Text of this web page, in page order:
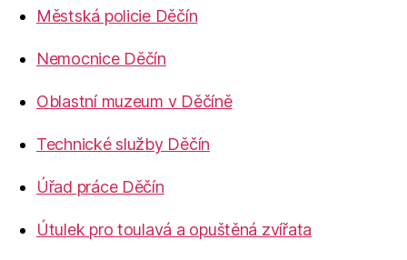
Městská policie Děčín
Nemocnice Děčín
Oblastní muzeum v Děčíně
Technické služby Děčín
Úřad práce Děčín
Útulek pro toulavá a opuštěná zvířata